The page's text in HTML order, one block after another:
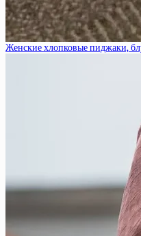
Женские хлопковые пиджаки,